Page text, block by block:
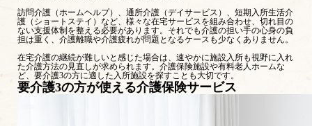
訪問介護（ホームヘルプ）、通所介護（デイサービス）、短期入所生活介
護（ショートステイ）など、様々な在宅サービスを組み合わせ、切れ目の
ない支援体制を整える必要があります。それでも介護の担い手の心身の負
担は重く、介護離職や介護疲れが問題となるケースも少なくありません。
在宅介護の継続が難しいと感じた場合は、速やかに施設入所も視野に入れ
た介護方法の見直しが求められます。介護保険施設や有料老人ホームな
ど、要介護3の方に適した入所施設を探すことも大切です。
要介護3の方が使える介護保険サービス